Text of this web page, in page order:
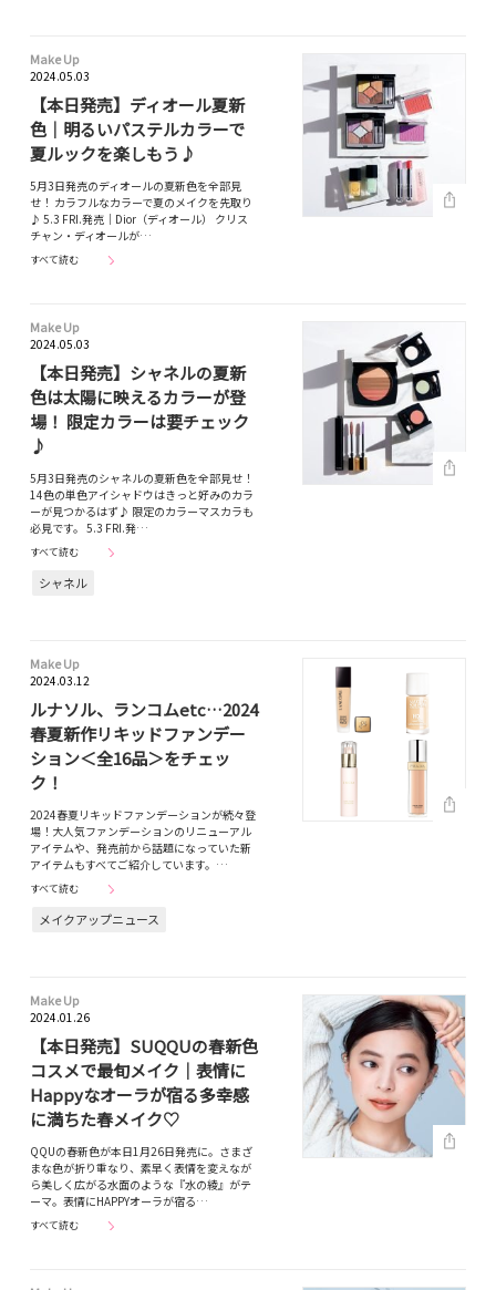
Make Up
2024.05.03
【本日発売】ディオール夏新
色｜明るいパステルカラーで
夏ルックを楽しもう♪
5月3日発売のディオールの夏新色を全部見
せ！ カラフルなカラーで夏のメイクを先取り
♪ 5.3 FRI.発売｜Dior（ディオール） クリス
チャン・ディオールが…
すべて読む
Make Up
2024.05.03
【本日発売】シャネルの夏新
色は太陽に映えるカラーが登
場！ 限定カラーは要チェック
♪
5月3日発売のシャネルの夏新色を全部見せ！
14色の単色アイシャドウはきっと好みのカラ
ーが見つかるはず♪ 限定のカラーマスカラも
必見です。 5.3 FRI.発…
すべて読む
シャネル
Make Up
2024.03.12
ルナソル、ランコムetc…2024
春夏新作リキッドファンデー
ション＜全16品＞をチェッ
ク！
2024春夏リキッドファンデーションが続々登
場！大人気ファンデーションのリニューアル
アイテムや、発売前から話題になっていた新
アイテムもすべてご紹介しています。…
すべて読む
メイクアップニュース
Make Up
2024.01.26
【本日発売】SUQQUの春新色
コスメで最旬メイク｜表情に
Happyなオーラが宿る多幸感
に満ちた春メイク♡
QQUの春新色が本日1月26日発売に。さまざ
まな色が折り重なり、素早く表情を変えなが
ら美しく広がる水面のような『水の綾』がテ
ーマ。表情にHAPPYオーラが宿る…
すべて読む